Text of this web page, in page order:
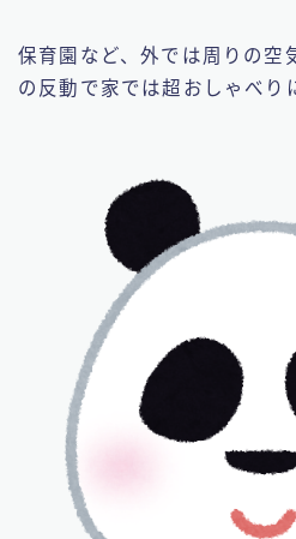
保育園など、外では周りの空
の反動で家では超おしゃべり